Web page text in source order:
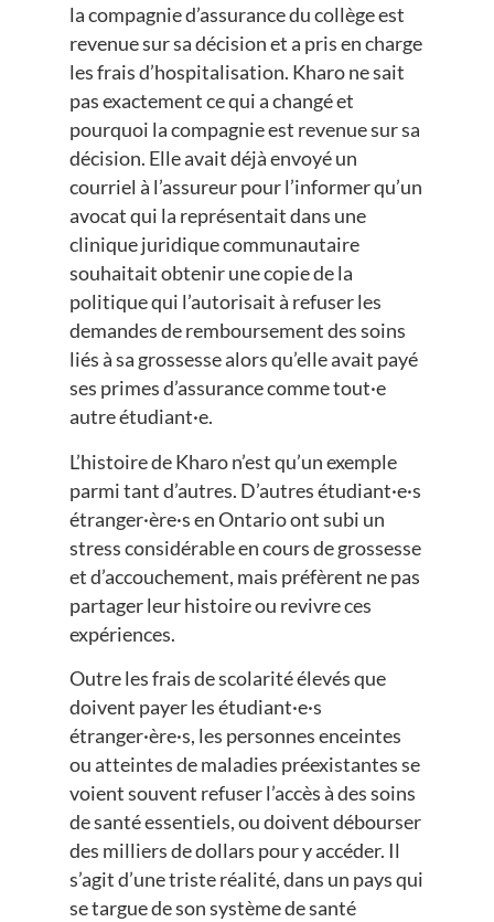
la compagnie d’assurance du collège est
revenue sur sa décision et a pris en charge
les frais d’hospitalisation. Kharo ne sait
pas exactement ce qui a changé et
pourquoi la compagnie est revenue sur sa
décision. Elle avait déjà envoyé un
courriel à l’assureur pour l’informer qu’un
avocat qui la représentait dans une
clinique juridique communautaire
souhaitait obtenir une copie de la
politique qui l’autorisait à refuser les
demandes de remboursement des soins
liés à sa grossesse alors qu’elle avait payé
ses primes d’assurance comme tout·e
autre étudiant·e.
L’histoire de Kharo n’est qu’un exemple
parmi tant d’autres. D’autres étudiant·e·s
étranger·ère·s en Ontario ont subi un
stress considérable en cours de grossesse
et d’accouchement, mais préfèrent ne pas
partager leur histoire ou revivre ces
expériences.
Outre les frais de scolarité élevés que
doivent payer les étudiant·e·s
étranger·ère·s, les personnes enceintes
ou atteintes de maladies préexistantes se
voient souvent refuser l’accès à des soins
de santé essentiels, ou doivent débourser
des milliers de dollars pour y accéder. Il
s’agit d’une triste réalité, dans un pays qui
se targue de son système de santé